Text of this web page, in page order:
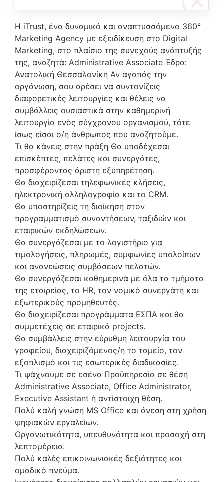
Η iTrust, ένα δυναμικό και αναπτυσσόμενο 360°
Marketing Agency με εξειδίκευση στο Digital
Marketing, στο πλαίσιο της συνεχούς ανάπτυξής
της, αναζητά: Administrative Associate Έδρα:
Ανατολική Θεσσαλονίκη Αν αγαπάς την
οργάνωση, σου αρέσει να συντονίζεις
διαφορετικές λειτουργίες και θέλεις να
συμβάλλεις ουσιαστικά στην καθημερινή
λειτουργία ενός σύγχρονου οργανισμού, τότε
ίσως είσαι ο/η άνθρωπος που αναζητούμε.
Τι θα κάνεις στην πράξη Θα υποδέχεσαι
επισκέπτες, πελάτες και συνεργάτες,
προσφέροντας άριστη εξυπηρέτηση.
Θα διαχειρίζεσαι τηλεφωνικές κλήσεις,
ηλεκτρονική αλληλογραφία και το CRM.
Θα υποστηρίζεις τη διοίκηση στον
προγραμματισμό συναντήσεων, ταξιδιών και
εταιρικών εκδηλώσεων.
Θα συνεργάζεσαι με το λογιστήριο για
τιμολογήσεις, πληρωμές, συμφωνίες υπολοίπων
και ανανεώσεις συμβάσεων πελατών.
Θα συνεργάζεσαι καθημερινά με όλα τα τμήματα
της εταιρείας, το HR, τον νομικό συνεργάτη και
εξωτερικούς προμηθευτές.
Θα διαχειρίζεσαι προγράμματα ΕΣΠΑ και θα
συμμετέχεις σε εταιρικά projects.
Θα συμβάλλεις στην εύρυθμη λειτουργία του
γραφείου, διαχειριζόμενος/η το ταμείο, τον
εξοπλισμό και τις εσωτερικές διαδικασίες.
Τι ψάχνουμε σε εσένα Προϋπηρεσία σε θέση
Administrative Associate, Office Administrator,
Executive Assistant ή αντίστοιχη θέση.
Πολύ καλή γνώση MS Office και άνεση στη χρήση
ψηφιακών εργαλείων.
Οργανωτικότητα, υπευθυνότητα και προσοχή στη
λεπτομέρεια.
Πολύ καλές επικοινωνιακές δεξιότητες και
ομαδικό πνεύμα.